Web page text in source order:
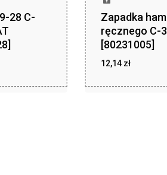
28 C-
Zapadka
ręcznego C-
[80231005]
12,14 zł